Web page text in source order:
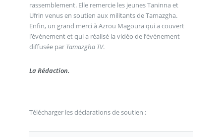
rassemblement. Elle remercie les jeunes Taninna et
Ufrin venus en soutien aux militants de Tamazgha.
Enfin, un grand merci à Azrou Magoura qui a couvert
l’événement et qui a réalisé la vidéo de l’événement
diffusée par Tamazgha TV.
La Rédaction.
Télécharger les déclarations de soutien :